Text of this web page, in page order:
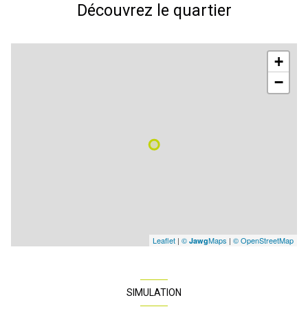
Découvrez le quartier
+
−
Leaflet | © JawgMaps | © OpenStreetMap
SIMULATION